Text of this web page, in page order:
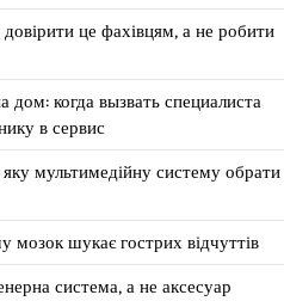
це фахівцям, а не робити
когда вызвать специалиста
в сервис
мультимедійну систему обрати
мозок шукає гострих відчуттів
система, а не аксесуар